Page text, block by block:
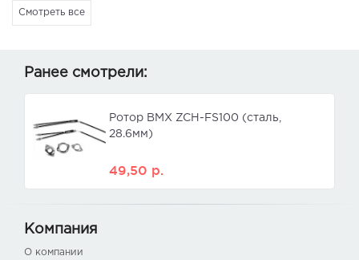
Смотреть все
Ранее смотрели:
Ротор ВМХ ZCH-FS100 (сталь,
28.6мм)
49,50 р.
Компания
О компании